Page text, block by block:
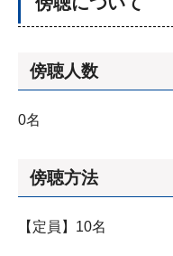
傍聴人数
0名
傍聴方法
【定員】10名